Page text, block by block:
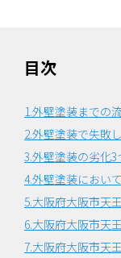
目次
1.外壁塗装までの
2.外壁塗装で失敗
3.外壁塗装の劣化3
4.外壁塗装におい
5.大阪府大阪市天
6.大阪府大阪市天
7.大阪府大阪市天